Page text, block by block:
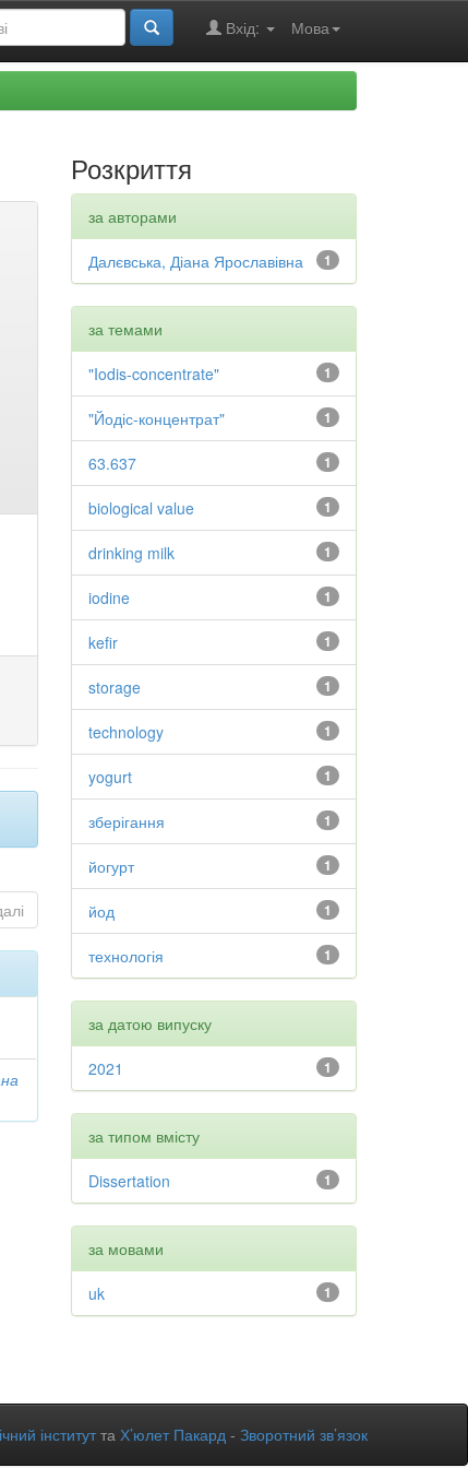
Мова
Вхід:
Розкриття
за авторами
1
Далєвська, Діана Ярославівна
за темами
1
"Iodis-concentrate"
1
"Йодіс-концентрат"
1
63.637
1
biological value
1
drinking milk
1
iodine
1
kefir
1
storage
1
technology
1
yogurt
1
зберігання
1
йогурт
1
йод
1
технологія
за датою випуску
1
2021
за типом вмісту
1
Dissertation
за мовами
1
uk
інститутта Х’юлет Пакард - Зворотний зв’язок